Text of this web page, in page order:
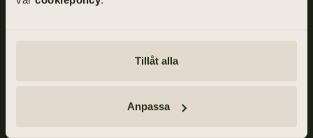
Tillåt alla
Anpassa
med personliga begravningar och familjejuridik.